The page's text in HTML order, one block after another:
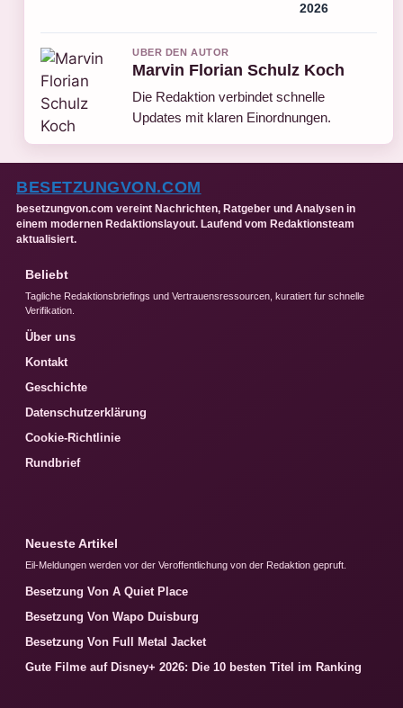
2026
UBER DEN AUTOR
Marvin Florian Schulz Koch
Die Redaktion verbindet schnelle
Updates mit klaren Einordnungen.
BESETZUNGVON.COM
besetzungvon.com vereint Nachrichten, Ratgeber und Analysen in
einem modernen Redaktionslayout. Laufend vom Redaktionsteam
aktualisiert.
Beliebt
Tagliche Redaktionsbriefings und Vertrauensressourcen, kuratiert fur schnelle
Verifikation.
Über uns
Kontakt
Geschichte
Datenschutzerklärung
Cookie-Richtlinie
Rundbrief
Neueste Artikel
Eil-Meldungen werden vor der Veroffentlichung von der Redaktion gepruft.
Besetzung Von A Quiet Place
Besetzung Von Wapo Duisburg
Besetzung Von Full Metal Jacket
Gute Filme auf Disney+ 2026: Die 10 besten Titel im Ranking